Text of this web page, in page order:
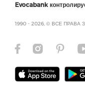
Evocabank
1990 - 2026, © ВСЕ